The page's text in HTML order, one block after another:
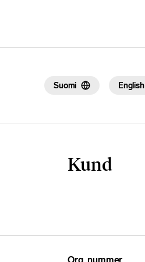
Suomi English
Kund